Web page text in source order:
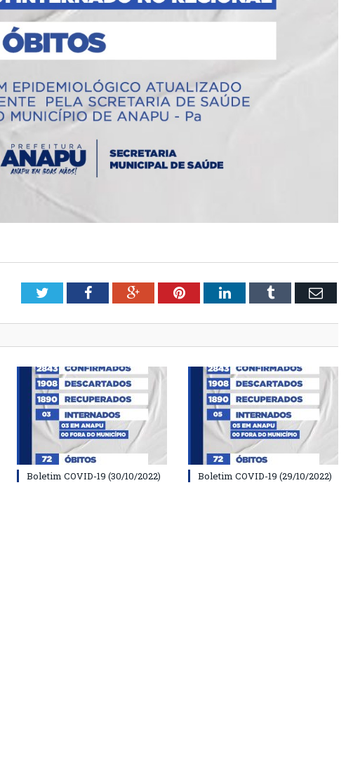
TwitterFacebookGoogle+PinterestLinkedInTumblr Email
Boletim COVID-19 (30/10/2022) Boletim COVID-19 (29/10/2022)